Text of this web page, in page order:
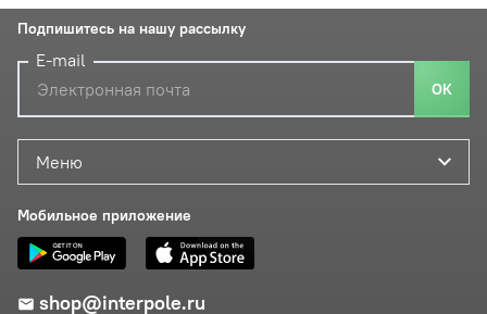
Меню
Мобильное приложение
shop@interpole.ru
Подпишитесь на нашу рассылку
E-mail
ОК